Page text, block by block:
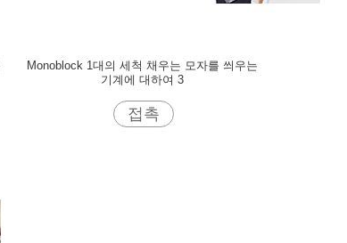
Monoblock 1대의 세척 채우는 모자를 씌우는
기계에 대하여 3
접촉